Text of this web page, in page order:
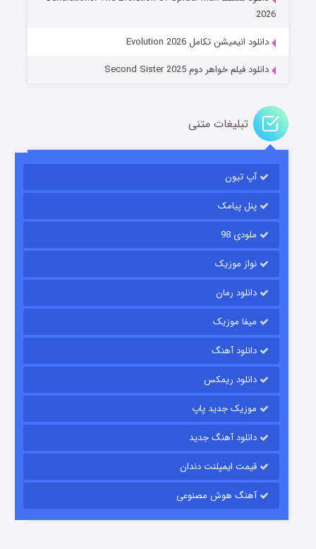
قسمت۱۴ (زیرنویس) منتشر شد
باب اسفنجی فصل ۱۷
قسمت۶ (زیرنویس) منتشر شد
قسمت۱۵ (دوبله) منتشر شد
2026
دانلود انیمیشن تکامل Evolution 2026
دانلود فیلم خواهر دوم Second Sister 2025
تبلیغات متنی
آپ تیون
پنل پیامک
ملودی 98
نواز موزیک
دانلود رمان
میفا موزیک
دانلود آهنگ
دانلود ریمکس
موزیک جدید پاپ
دانلود آهنگ جدید
قیمت ایمپلنت دندان
آهنگ هوش مصنوعی